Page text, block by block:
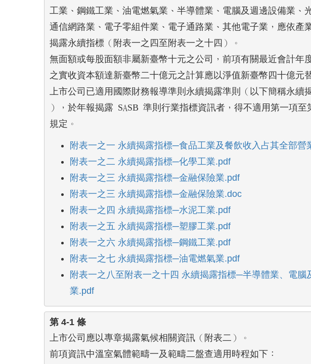
工業、鋼鐵工業、油電燃氣業、半導體業、電腦及週邊設備業、
通信網路業、電子零組件業、電子通路業、其他電子業，應依產
揭露永續指標（附表一之四至附表一之十四）。
無面額或每股面額非屬新臺幣十元之公司，前項有關最近會計年
之實收資本額達新臺幣二十億元之計算應以淨值新臺幣四十億元
上市公司已適用國際財務報導準則永續揭露準則（以下簡稱永續
），於年報揭露 SASB 準則行業指標資訊者，得不適用第一項至
規定。
附表一之一 永續揭露指標─食品工業及餐飲收入占其全部
附表一之二 永續揭露指標─化學工業.pdf
附表一之三 永續揭露指標─金融保險業.pdf
附表一之三 永續揭露指標─金融保險業.doc
附表一之四 永續揭露指標─水泥工業.pdf
附表一之五 永續揭露指標─塑膠工業.pdf
附表一之六 永續揭露指標─鋼鐵工業.pdf
附表一之七 永續揭露指標─油電燃氣業.pdf
附表一之八至附表一之十四 永續揭露指標─半導體業、電
業.pdf
第 4-1 條
上市公司應以專章揭露氣候相關資訊（附表二）。
前項資訊中溫室氣體範疇一及範疇二盤查適用時程如下：